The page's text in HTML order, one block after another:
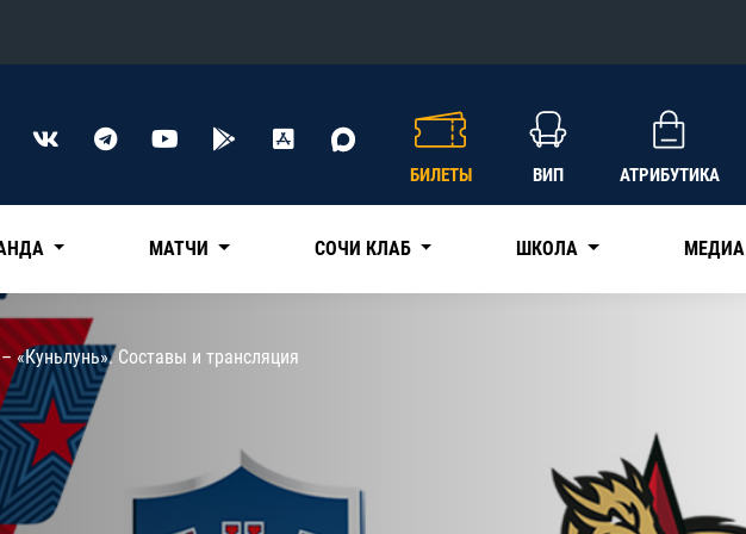
Конференция «Восток»
Нефтехимик
Трактор
Дивизион Чернышева
Авангард
Адмирал
КХЛ
БИЛЕТЫ ВИП АТРИБУТИКА
МАТЧИ СОЧИ КЛАБ ШКОЛА МЕДИА
«Куньлунь». Составы и трансляция